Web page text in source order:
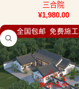
三合院
¥1,980.00